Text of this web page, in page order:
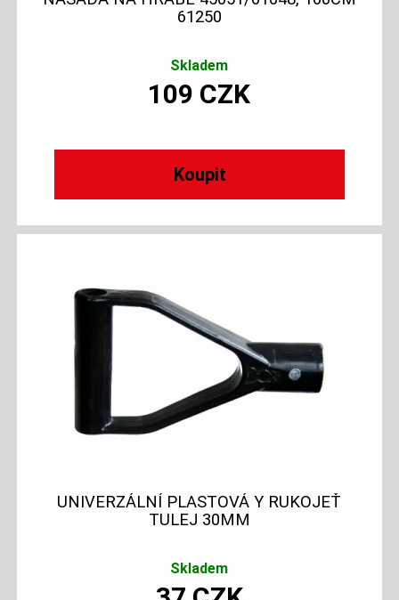
61250
Skladem
109 CZK
UNIVERZÁLNÍ PLASTOVÁ Y RUKOJEŤ
TULEJ 30MM
Skladem